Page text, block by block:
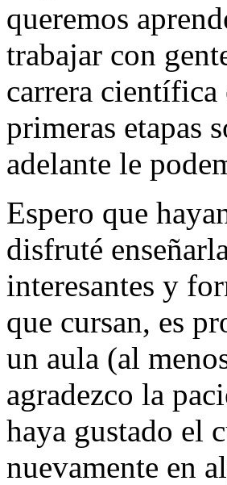
queremos
trabajar con
carrera científica
primeras etapas
adelante le
Espero que
disfruté
interesantes y
que cursan, es
un aula (al
agradezco la
haya gustado el
nuevamente en